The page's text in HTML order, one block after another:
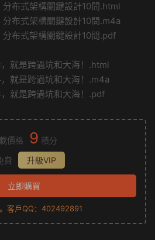
布式架構關鍵設計10問.html
布式架構關鍵設計10問.m4a
布式架構關鍵設計10問.pdf
就是跨過坑和大海！.html
就是跨過坑和大海！.m4a
就是跨過坑和大海！.pdf
價格 9 積分
費
升級VIP
立即購買
客戶QQ：402492891